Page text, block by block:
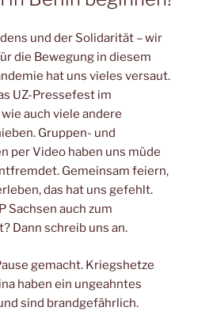
und der Solidarität – wir
die Bewegung in diesem
hat uns vieles versaut.
UZ-Pressefest im
auch viele andere
Gruppen- und
per Video haben uns müde
Gemeinsam feiern,
das hat uns gefehlt.
Sachsen auch zum
Dann schreib uns an.
gemacht. Kriegshetze
haben ein ungeahntes
sind brandgefährlich.